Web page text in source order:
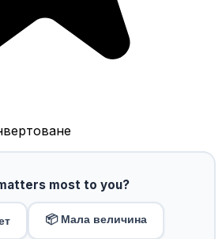
most to you?
📦 Мала величина